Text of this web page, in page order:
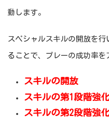
動します。
スペシャルスキルの開放を
ることで、プレーの成功率を
スキルの開放
スキルの第1段階強
スキルの第2段階強